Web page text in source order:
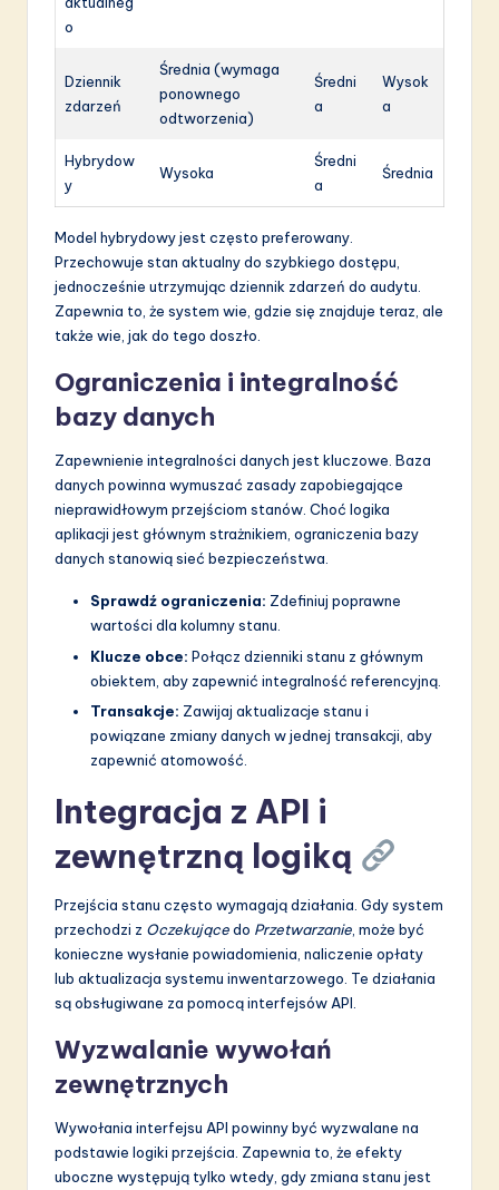
o
Dziennik
zdarzeń
Średnia (wymaga
ponownego
odtworzenia)
Średni
a
Wysok
a
Hybrydow
y
Wysoka
Średni
a
Średnia
Model hybrydowy jest często preferowany.
Przechowuje stan aktualny do szybkiego dostępu,
jednocześnie utrzymując dziennik zdarzeń do audytu.
Zapewnia to, że system wie, gdzie się znajduje teraz, ale
także wie, jak do tego doszło.
Ograniczenia i integralność
bazy danych
Zapewnienie integralności danych jest kluczowe. Baza
danych powinna wymuszać zasady zapobiegające
nieprawidłowym przejściom stanów. Choć logika
aplikacji jest głównym strażnikiem, ograniczenia bazy
danych stanowią sieć bezpieczeństwa.
Sprawdź ograniczenia: Zdefiniuj poprawne
wartości dla kolumny stanu.
Klucze obce: Połącz dzienniki stanu z głównym
obiektem, aby zapewnić integralność referencyjną.
Transakcje: Zawijaj aktualizacje stanu i
powiązane zmiany danych w jednej transakcji, aby
zapewnić atomowość.
Integracja z API i
zewnętrzną logiką
Przejścia stanu często wymagają działania. Gdy system
przechodzi z Oczekującedo Przetwarzanie , może być
konieczne wysłanie powiadomienia, naliczenie opłaty
lub aktualizacja systemu inwentarzowego. Te działania
są obsługiwane za pomocą interfejsów API.
Wyzwalanie wywołań
zewnętrznych
Wywołania interfejsu API powinny być wyzwalane na
podstawie logiki przejścia. Zapewnia to, że efekty
uboczne występują tylko wtedy, gdy zmiana stanu jest